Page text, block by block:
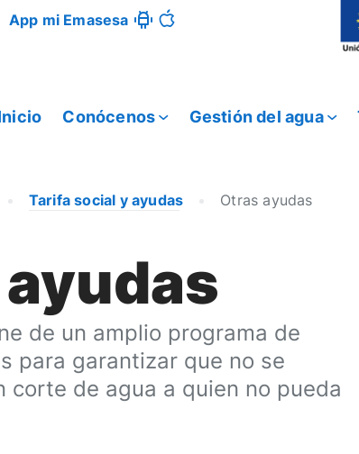
App mi Emasesa
Conócenos Gestión del agua
Tarifa social y ayudas Otras ayudas
de un amplio programa de
para garantizar que no se
corte de agua a quien no pueda